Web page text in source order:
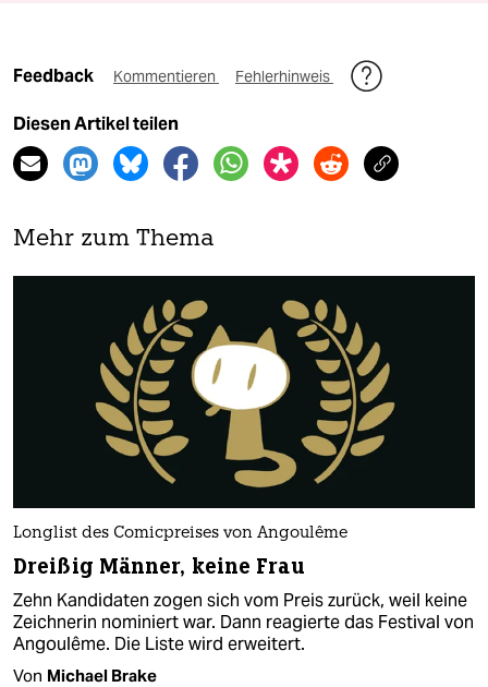
Feedback Kommentieren Fehlerhinweis
Diesen Artikel teilen
Mehr zum Thema
Longlist des Comicpreises von Angoulême
Dreißig Männer, keine Frau
Zehn Kandidaten zogen sich vom Preis zurück, weil keine
Zeichnerin nominiert war. Dann reagierte das Festival von
Angoulême. Die Liste wird erweitert.
Von Michael Brake